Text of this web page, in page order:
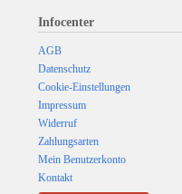
Infocenter
AGB
Datenschutz
Cookie-Einstellungen
Impressum
Widerruf
Zahlungsarten
Mein Benutzerkonto
Kontakt